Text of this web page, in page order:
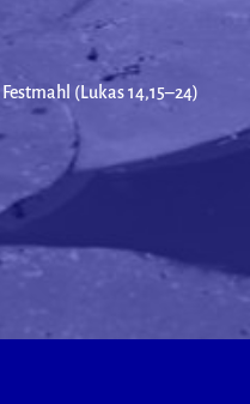
(Lukas 14,15–24)